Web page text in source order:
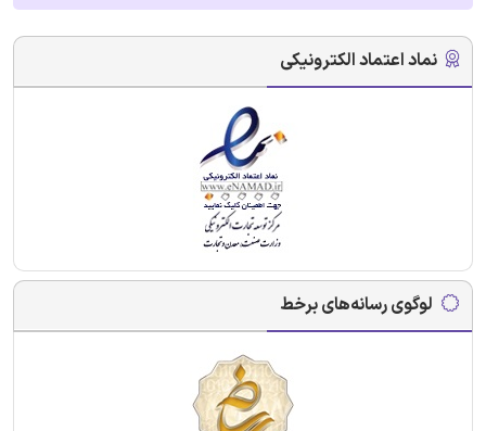
نماد اعتماد الکترونیکی
لوگوی رسانه‌های برخط